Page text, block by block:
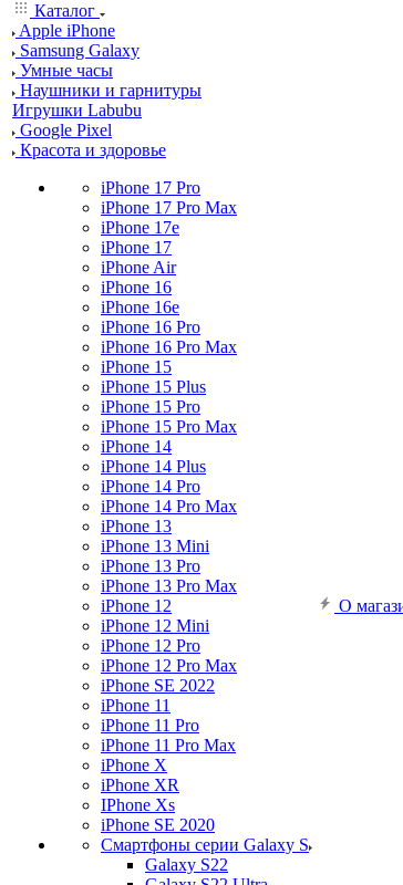
Каталог
Apple iPhone
Samsung Galaxy
Умные часы
Наушники и гарнитуры
Игрушки Labubu
Google Pixel
Красота и здоровье
iPhone 17 Pro
iPhone 17 Pro Max
iPhone 17e
iPhone 17
iPhone Air
iPhone 16
iPhone 16e
iPhone 16 Pro
iPhone 16 Pro Max
iPhone 15
iPhone 15 Plus
iPhone 15 Pro
iPhone 15 Pro Max
iPhone 14
iPhone 14 Plus
iPhone 14 Pro
iPhone 14 Pro Max
iPhone 13
iPhone 13 Mini
iPhone 13 Pro
iPhone 13 Pro Max
iPhone 12
iPhone 12 Mini
iPhone 12 Pro
iPhone 12 Pro Max
iPhone SE 2022
iPhone 11
iPhone 11 Pro
iPhone 11 Pro Max
iPhone X
iPhone XR
IPhone Xs
iPhone SE 2020
Смартфоны серии Galaxy S
Galaxy S22
О